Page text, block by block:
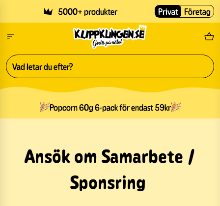
5000+ produkter Fri
Privat Företag
Popcorn 60g 6-pack för endast 59kr
Ansök om Samarbete /
Sponsring